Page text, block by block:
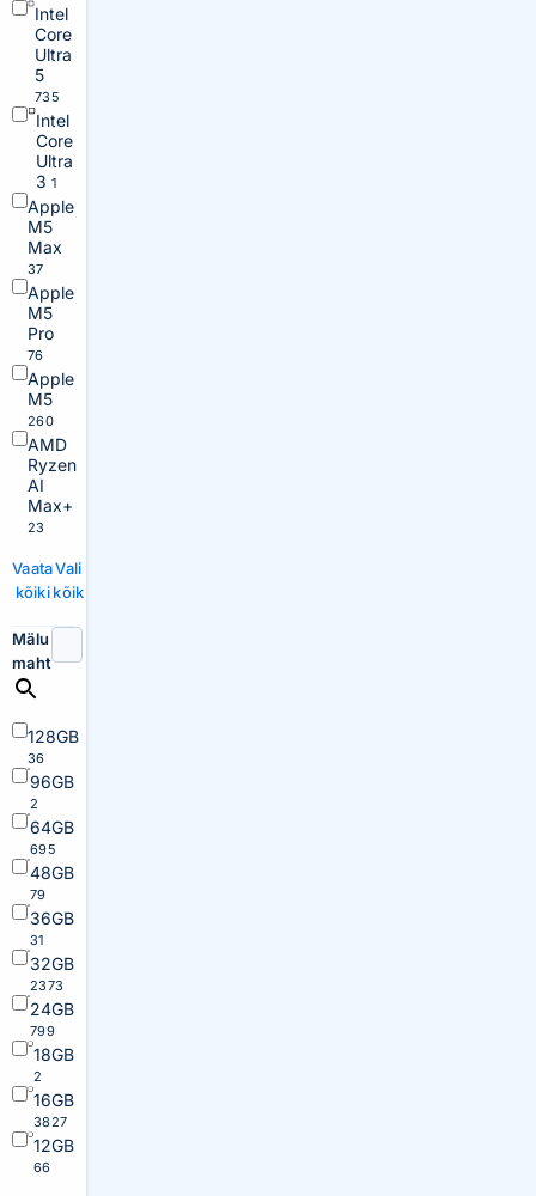
Intel
Core
Ultra
5
735
Intel
Core
Ultra
3 1
Apple
M5
Max
37
Apple
M5
Pro
76
Apple
M5
260
AMD
Ryzen
AI
Max+
23
Vaata
kõiki
Vali
kõik
Mälu
maht
128GB
36
96GB
2
64GB
695
48GB
79
36GB
31
32GB
2373
24GB
799
18GB
2
16GB
3827
12GB
66